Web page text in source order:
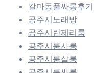
갈마동풀싸롱후기
공주시노래방
공주시란제리룸
공주시룸사롱
공주시룸살롱